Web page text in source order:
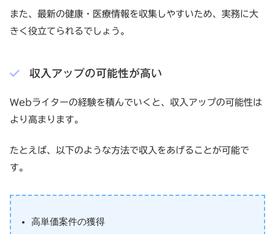
また、最新の健康・医療情報を収集しやすいため、実務に大
きく役立てられるでしょう。
収入アップの可能性が高い
Webライターの経験を積んでいくと、収入アップの可能性は
より高まります。
たとえば、以下のような方法で収入をあげることが可能で
す。
高単価案件の獲得